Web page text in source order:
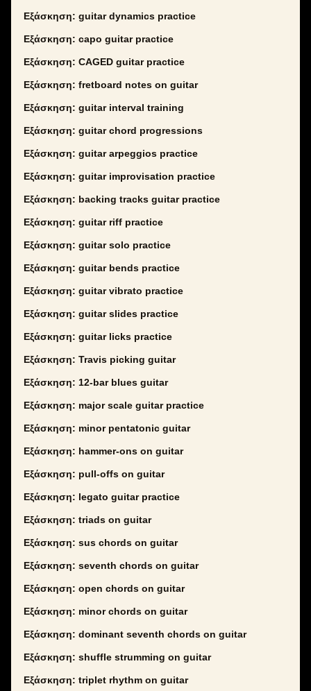
Εξάσκηση: guitar dynamics practice
Εξάσκηση: capo guitar practice
Εξάσκηση: CAGED guitar practice
Εξάσκηση: fretboard notes on guitar
Εξάσκηση: guitar interval training
Εξάσκηση: guitar chord progressions
Εξάσκηση: guitar arpeggios practice
Εξάσκηση: guitar improvisation practice
Εξάσκηση: backing tracks guitar practice
Εξάσκηση: guitar riff practice
Εξάσκηση: guitar solo practice
Εξάσκηση: guitar bends practice
Εξάσκηση: guitar vibrato practice
Εξάσκηση: guitar slides practice
Εξάσκηση: guitar licks practice
Εξάσκηση: Travis picking guitar
Εξάσκηση: 12-bar blues guitar
Εξάσκηση: major scale guitar practice
Εξάσκηση: minor pentatonic guitar
Εξάσκηση: hammer-ons on guitar
Εξάσκηση: pull-offs on guitar
Εξάσκηση: legato guitar practice
Εξάσκηση: triads on guitar
Εξάσκηση: sus chords on guitar
Εξάσκηση: seventh chords on guitar
Εξάσκηση: open chords on guitar
Εξάσκηση: minor chords on guitar
Εξάσκηση: dominant seventh chords on guitar
Εξάσκηση: shuffle strumming on guitar
Εξάσκηση: triplet rhythm on guitar